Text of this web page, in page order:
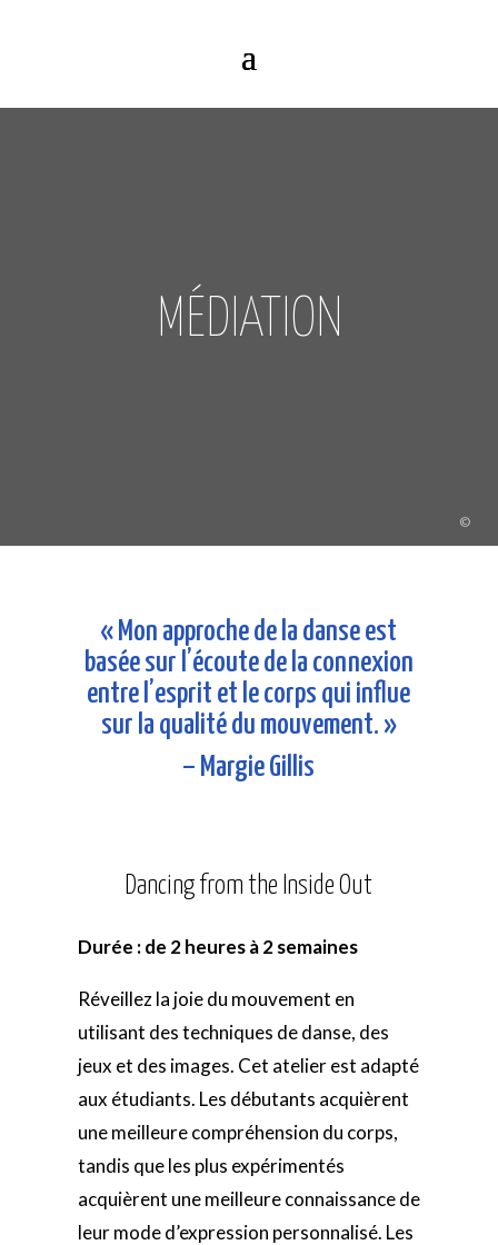
MÉDIATION
©
« Mon approche de la danse est
basée sur l’écoute de la connexion
entre l’esprit et le corps qui influe
sur la qualité du mouvement. »
– Margie Gillis
Dancing from the Inside Out
Durée : de 2 heures à 2 semaines
Réveillez la joie du mouvement en
utilisant des techniques de danse, des
jeux et des images. Cet atelier est adapté
aux étudiants. Les débutants acquièrent
une meilleure compréhension du corps,
tandis que les plus expérimentés
acquièrent une meilleure connaissance de
leur mode d’expression personnalisé. Les